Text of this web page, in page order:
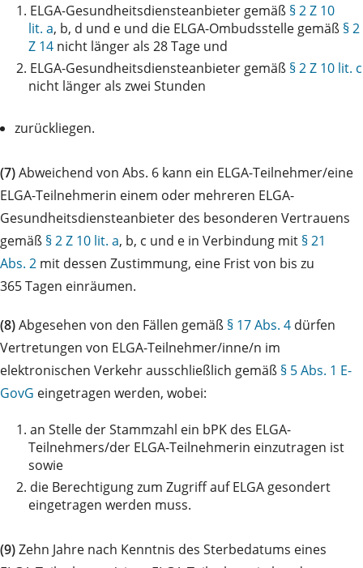
1. ELGA-Gesundheitsdiensteanbieter gemäß § 2 Z 10
lit. a, b, d und e und die ELGA-Ombudsstelle gemäß § 2
Z 14 nicht länger als 28 Tage und
2. ELGA-Gesundheitsdiensteanbieter gemäß § 2 Z 10 lit. c
nicht länger als zwei Stunden
zurückliegen.
(7)Abweichend von Abs. 6 kann ein ELGA-Teilnehmer/eine
ELGA-Teilnehmerin einem oder mehreren ELGA-
Gesundheitsdiensteanbieter des besonderen Vertrauens
gemäß § 2 Z 10 lit. a, b, c und e in Verbindung mit § 21
Abs. 2 mit dessen Zustimmung, eine Frist von bis zu
365 Tagen einräumen.
(8)Abgesehen von den Fällen gemäß § 17 Abs. 4 dürfen
Vertretungen von ELGA-Teilnehmer/inne/n im
elektronischen Verkehr ausschließlich gemäß § 5 Abs. 1 E-
GovG eingetragen werden, wobei:
1. an Stelle der Stammzahl ein bPK des ELGA-
Teilnehmers/der ELGA-Teilnehmerin einzutragen ist
sowie
2. die Berechtigung zum Zugriff auf ELGA gesondert
eingetragen werden muss.
(9)Zehn Jahre nach Kenntnis des Sterbedatums eines